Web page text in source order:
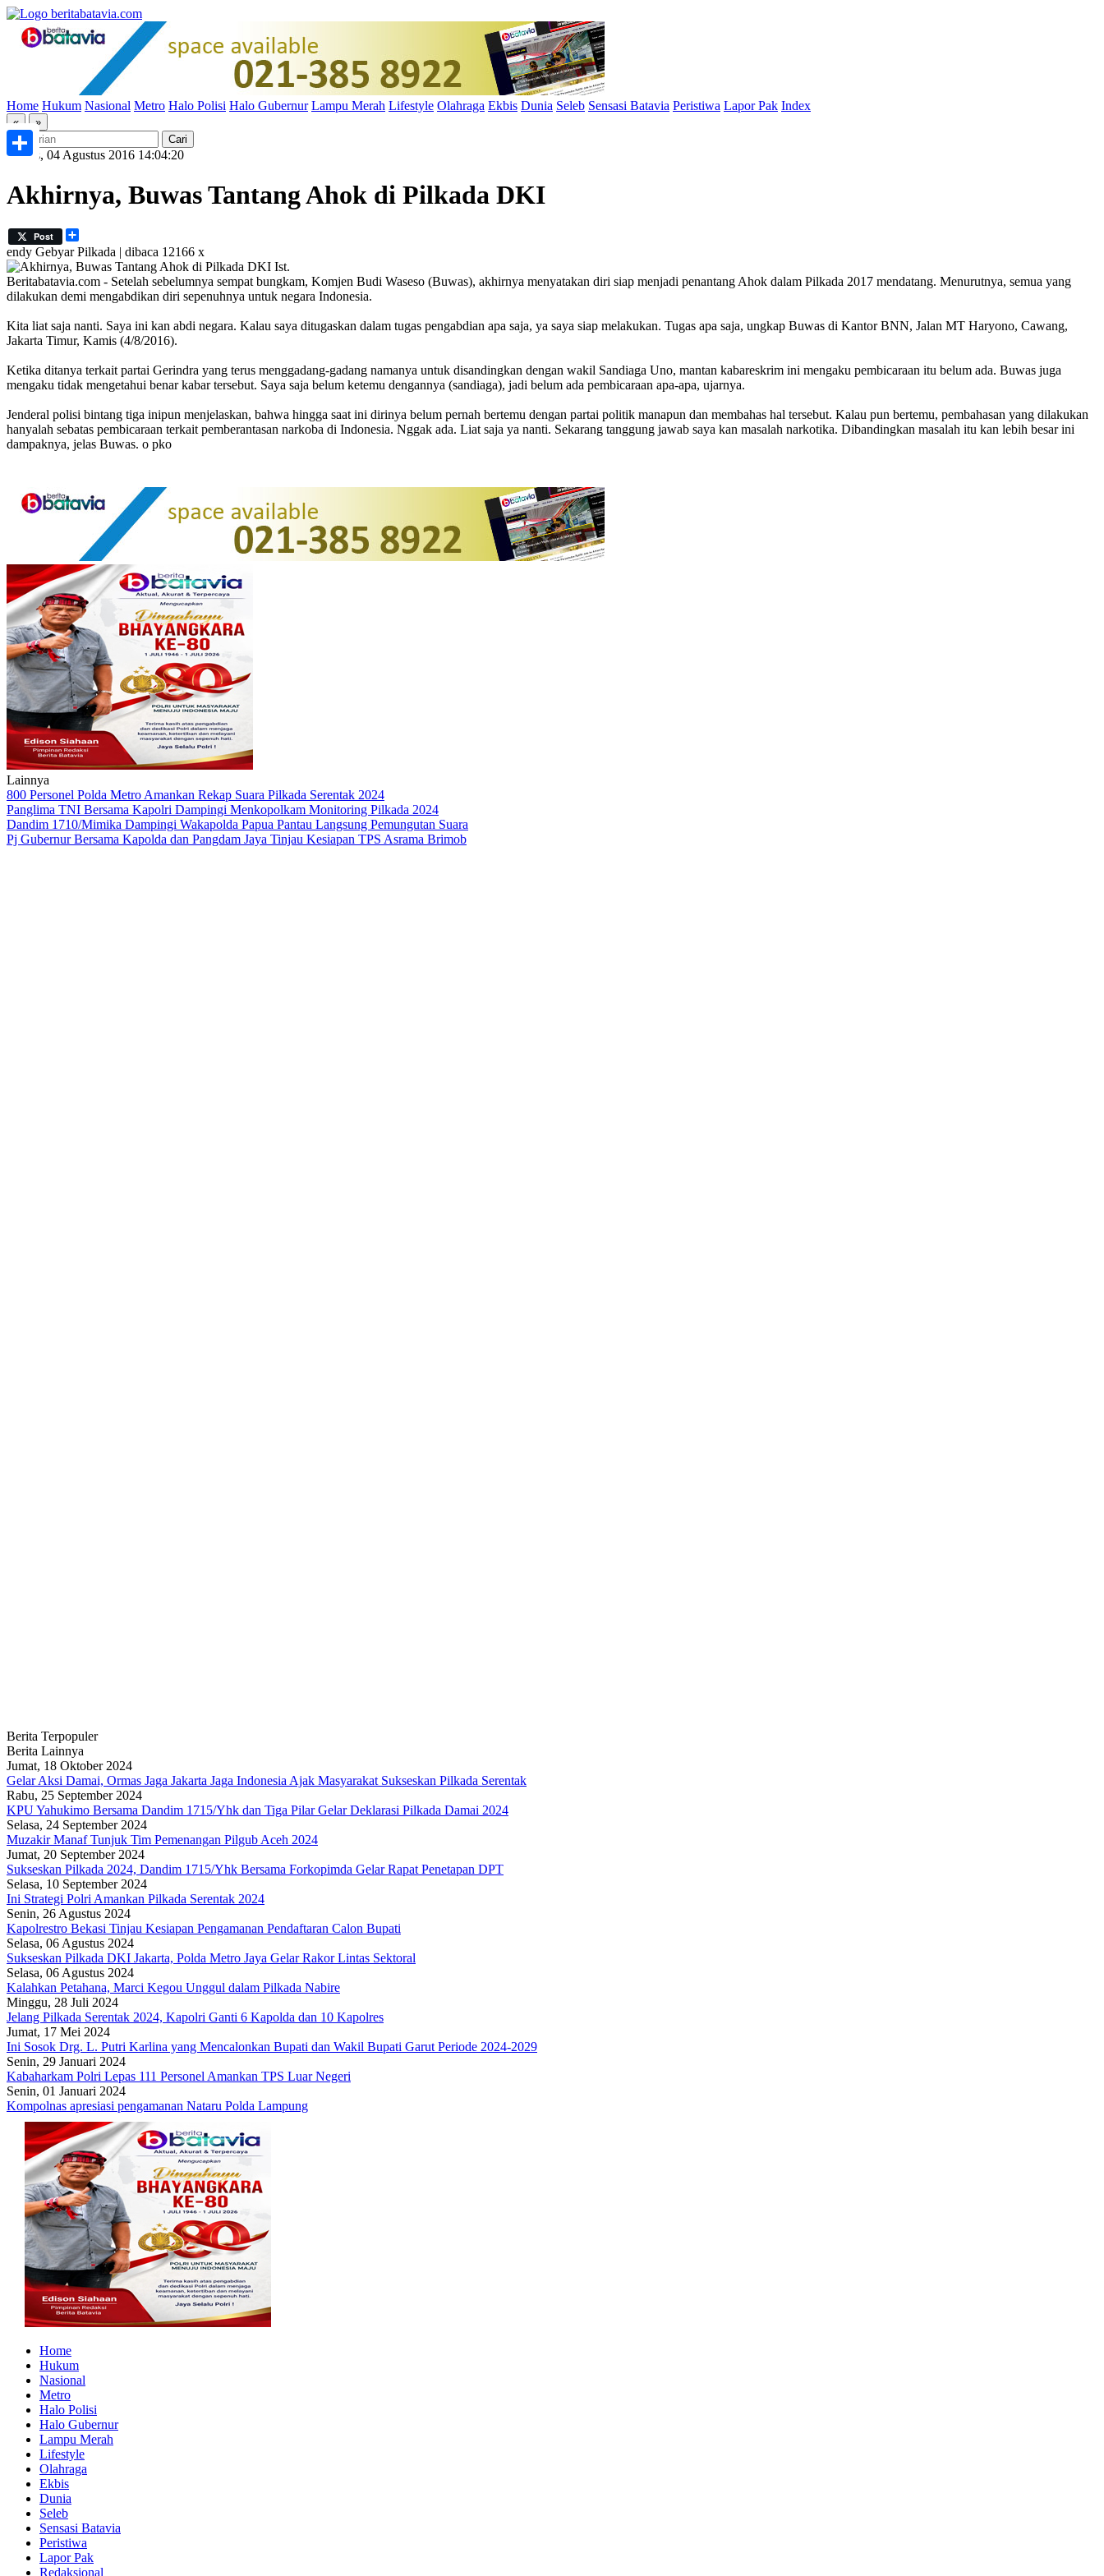
Home Hukum Nasional Metro Halo Polisi Halo Gubernur Lampu Merah Lifestyle Olahraga Ekbis Dunia Seleb Sensasi Batavia Peristiwa Lapor Pak Index
« »
Kamis, 04 Agustus 2016 14:04:20
Akhirnya, Buwas Tantang Ahok di Pilkada DKI
Post
endy Gebyar Pilkada | dibaca 12166 x
Ist.
Beritabatavia.com - Setelah sebelumnya sempat bungkam, Komjen Budi Waseso (Buwas), akhirnya menyatakan diri siap menjadi penantang Ahok dalam Pilkada 2017 mendatang. Menurutnya, semua yang
dilakukan demi mengabdikan diri sepenuhnya untuk negara Indonesia.
Kita liat saja nanti. Saya ini kan abdi negara. Kalau saya ditugaskan dalam tugas pengabdian apa saja, ya saya siap melakukan. Tugas apa saja, ungkap Buwas di Kantor BNN, Jalan MT Haryono, Cawang,
Jakarta Timur, Kamis (4/8/2016).
Ketika ditanya terkait partai Gerindra yang terus menggadang-gadang namanya untuk disandingkan dengan wakil Sandiaga Uno, mantan kabareskrim ini mengaku pembicaraan itu belum ada. Buwas juga
mengaku tidak mengetahui benar kabar tersebut. Saya saja belum ketemu dengannya (sandiaga), jadi belum ada pembicaraan apa-apa, ujarnya.
Jenderal polisi bintang tiga inipun menjelaskan, bahwa hingga saat ini dirinya belum pernah bertemu dengan partai politik manapun dan membahas hal tersebut. Kalau pun bertemu, pembahasan yang dilakukan
hanyalah sebatas pembicaraan terkait pemberantasan narkoba di Indonesia. Nggak ada. Liat saja ya nanti. Sekarang tanggung jawab saya kan masalah narkotika. Dibandingkan masalah itu kan lebih besar ini
dampaknya, jelas Buwas. o pko
Lainnya
800 Personel Polda Metro Amankan Rekap Suara Pilkada Serentak 2024
Panglima TNI Bersama Kapolri Dampingi Menkopolkam Monitoring Pilkada 2024
Dandim 1710/Mimika Dampingi Wakapolda Papua Pantau Langsung Pemungutan Suara
Pj Gubernur Bersama Kapolda dan Pangdam Jaya Tinjau Kesiapan TPS Asrama Brimob
Berita Terpopuler
Berita Lainnya
Jumat, 18 Oktober 2024
Gelar Aksi Damai, Ormas Jaga Jakarta Jaga Indonesia Ajak Masyarakat Sukseskan Pilkada Serentak
Rabu, 25 September 2024
KPU Yahukimo Bersama Dandim 1715/Yhk dan Tiga Pilar Gelar Deklarasi Pilkada Damai 2024
Selasa, 24 September 2024
Muzakir Manaf Tunjuk Tim Pemenangan Pilgub Aceh 2024
Jumat, 20 September 2024
Sukseskan Pilkada 2024, Dandim 1715/Yhk Bersama Forkopimda Gelar Rapat Penetapan DPT
Selasa, 10 September 2024
Ini Strategi Polri Amankan Pilkada Serentak 2024
Senin, 26 Agustus 2024
Kapolrestro Bekasi Tinjau Kesiapan Pengamanan Pendaftaran Calon Bupati
Selasa, 06 Agustus 2024
Sukseskan Pilkada DKI Jakarta, Polda Metro Jaya Gelar Rakor Lintas Sektoral
Selasa, 06 Agustus 2024
Kalahkan Petahana, Marci Kegou Unggul dalam Pilkada Nabire
Minggu, 28 Juli 2024
Jelang Pilkada Serentak 2024, Kapolri Ganti 6 Kapolda dan 10 Kapolres
Jumat, 17 Mei 2024
Ini Sosok Drg. L. Putri Karlina yang Mencalonkan Bupati dan Wakil Bupati Garut Periode 2024-2029
Senin, 29 Januari 2024
Kabaharkam Polri Lepas 111 Personel Amankan TPS Luar Negeri
Senin, 01 Januari 2024
Kompolnas apresiasi pengamanan Nataru Polda Lampung
Home
Hukum
Nasional
Metro
Halo Polisi
Halo Gubernur
Lampu Merah
Lifestyle
Olahraga
Ekbis
Dunia
Seleb
Sensasi Batavia
Peristiwa
Lapor Pak
Redaksional